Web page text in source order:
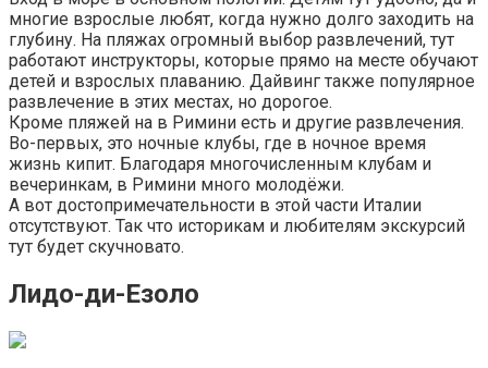
многие взрослые любят, когда нужно долго заходить на
глубину. На пляжах огромный выбор развлечений, тут
работают инструкторы, которые прямо на месте обучают
детей и взрослых плаванию. Дайвинг также популярное
развлечение в этих местах, но дорогое.
Кроме пляжей на в Римини есть и другие развлечения.
Во-первых, это ночные клубы, где в ночное время
жизнь кипит. Благодаря многочисленным клубам и
вечеринкам, в Римини много молодёжи.
А вот достопримечательности в этой части Италии
отсутствуют. Так что историкам и любителям экскурсий
тут будет скучновато.
Лидо-ди-Езоло